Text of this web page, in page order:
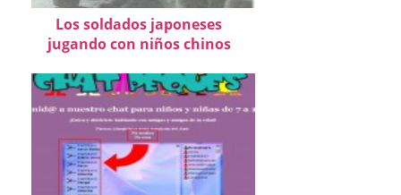
Los soldados japoneses
jugando con niños chinos